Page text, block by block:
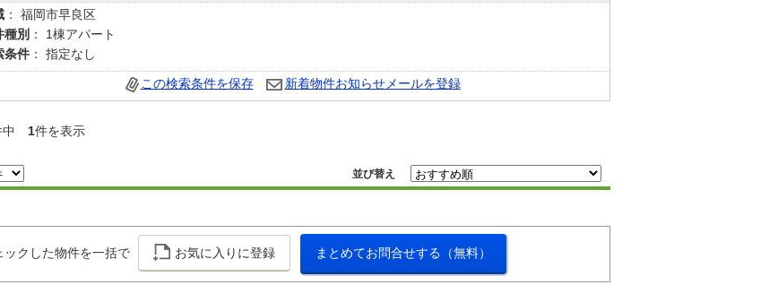
： 福岡市早良区
種別 ： 1棟アパート
条件 ： 指定なし
この検索条件を保存 新着物件お知らせメールを登録
中 1件を表示
並び替え
ックした物件を一括で お気に入りに登録 まとめてお問合せする（無料）